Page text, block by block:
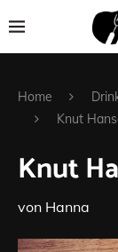
Home
Knut
Knut
von Hanna